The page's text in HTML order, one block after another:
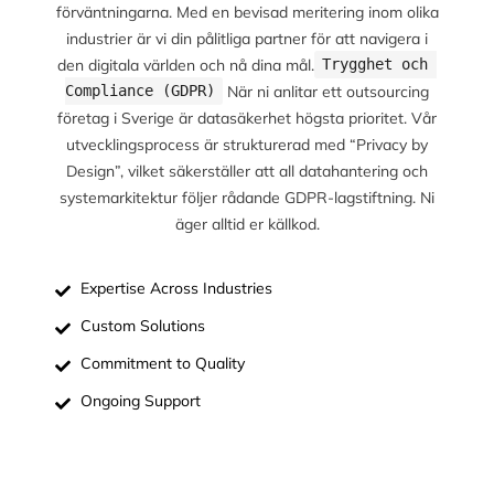
förväntningarna. Med en bevisad meritering inom olika
industrier är vi din pålitliga partner för att navigera i
den digitala världen och nå dina mål. Trygghet och
Compliance (GDPR)
När ni anlitar ett outsourcing
företag i Sverige är datasäkerhet högsta prioritet. Vår
utvecklingsprocess är strukturerad med “Privacy by
Design”, vilket säkerställer att all datahantering och
systemarkitektur följer rådande GDPR-lagstiftning. Ni
äger alltid er källkod.
Expertise Across Industries
Custom Solutions
Commitment to Quality
Ongoing Support